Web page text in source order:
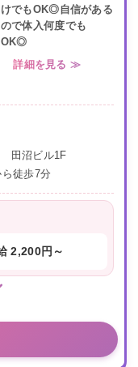
けでもOK◎自信がある
ので体入何度でも
OK◎
詳細を見る ≫
田沼ビル1F
徒歩7分
2,200円～